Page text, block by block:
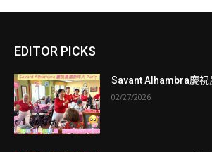
EDITOR PICKS
Savant Alhambra慶
02/27/2026